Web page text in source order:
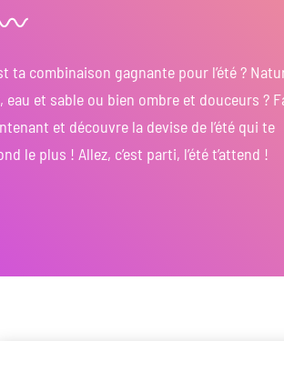
ta combinaison gagnante pour l’été ?
eau et sable ou bien ombre et douceurs ?
et découvre la devise de l’été qui te
le plus ! Allez, c’est parti, l’été t’attend !